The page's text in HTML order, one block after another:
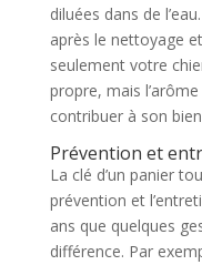
diluées dans de
après le nettoyage
seulement votre
propre, mais
contribuer à son
Prévention et
La clé d’un panier
prévention et
ans que quelques
différence. Par